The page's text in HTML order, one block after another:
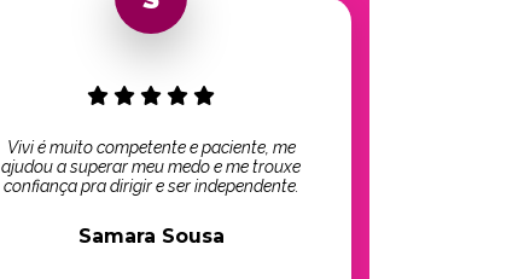
Vivi é muito competente e paciente, me
ajudou a superar meu medo e me trouxe
confiança pra dirigir e ser independente.
Samara Sousa